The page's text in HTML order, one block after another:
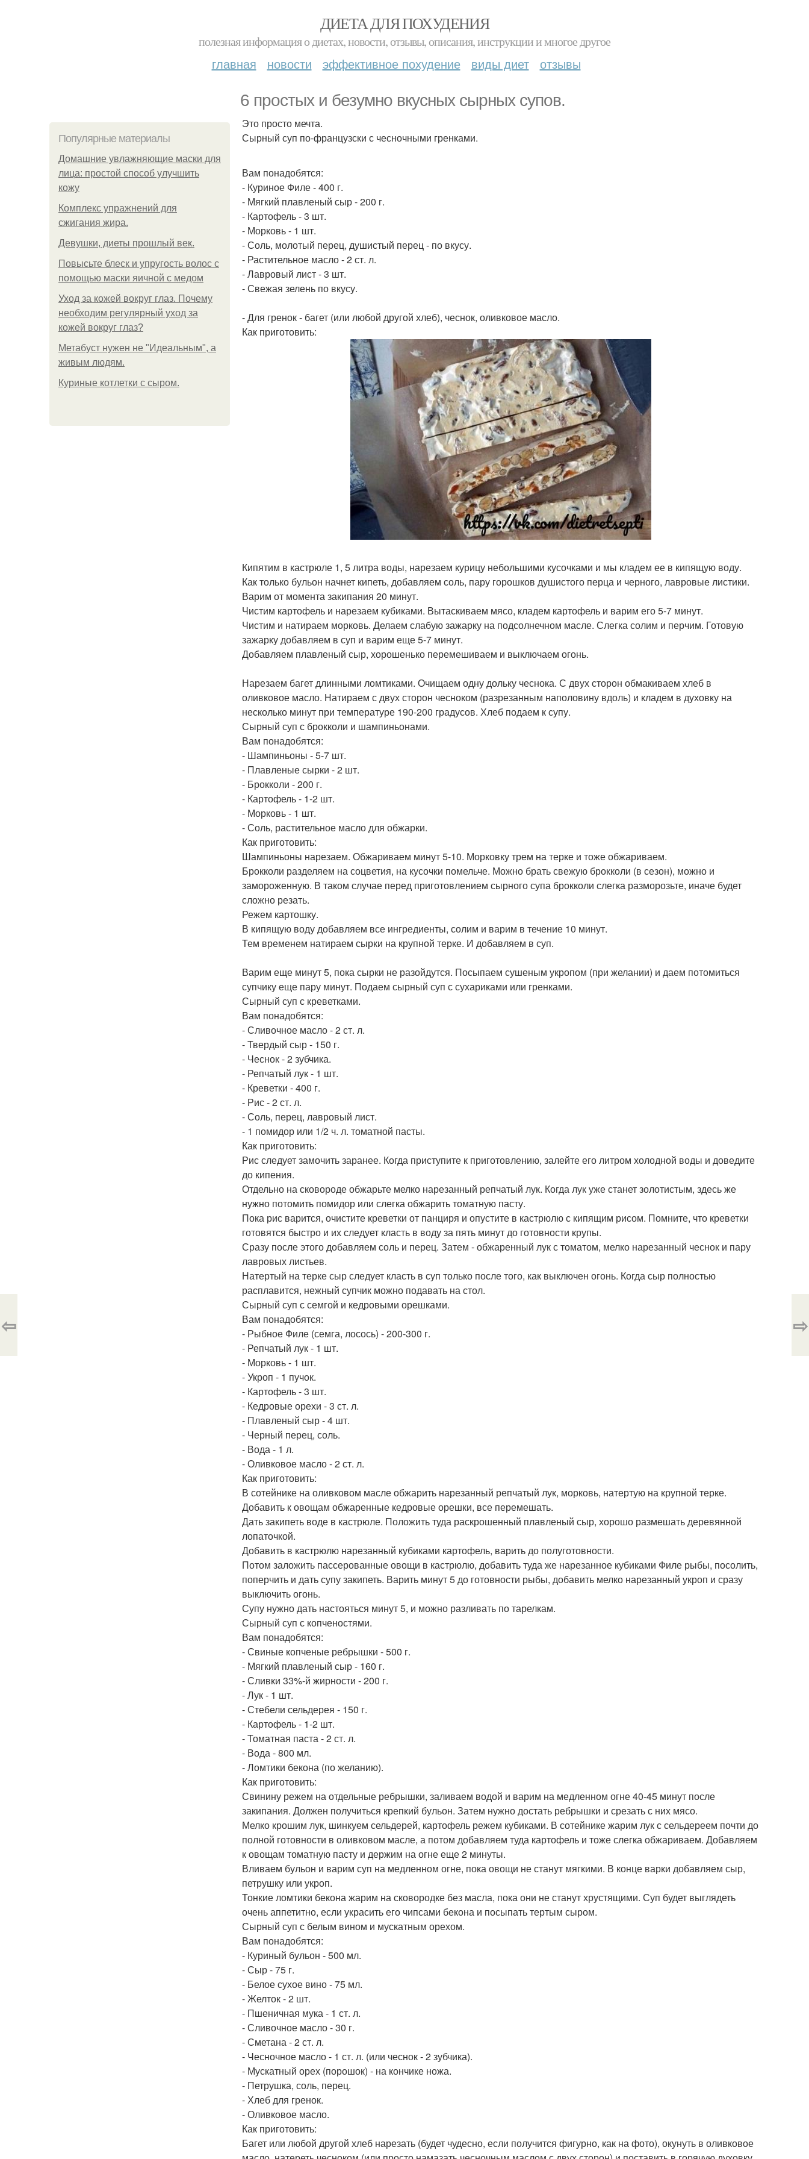
ДИЕТА ДЛЯ ПОХУДЕНИЯ
полезная информация о диетах, новости, отзывы, описания, инструкции и многое другое
главная новости эффективное похудение виды диет отзывы
6 простых и безумно вкусных сырных супов.
Популярные материалы
Домашние увлажняющие маски для
лица: простой способ улучшить
кожу
Комплекс упражнений для
сжигания жира.
Девушки, диеты прошлый век.
Повысьте блеск и упругость волос с
помощью маски яичной с медом
Уход за кожей вокруг глаз. Почему
необходим регулярный уход за
кожей вокруг глаз?
Метабуст нужен не "Идеальным", а
живым людям.
Куриные котлетки с сыром.
Это просто мечта.
Сырный суп по-французски с чесночными гренками.
Вам понадобятся:
- Куриное Филе - 400 г.
- Мягкий плавленый сыр - 200 г.
- Картофель - 3 шт.
- Морковь - 1 шт.
- Соль, молотый перец, душистый перец - по вкусу.
- Растительное масло - 2 ст. л.
- Лавровый лист - 3 шт.
- Свежая зелень по вкусу.
- Для гренок - багет (или любой другой хлеб), чеснок, оливковое масло.
Как приготовить:
Кипятим в кастрюле 1, 5 литра воды, нарезаем курицу небольшими кусочками и мы кладем ее в кипящую воду.
Как только бульон начнет кипеть, добавляем соль, пару горошков душистого перца и черного, лавровые листики.
Варим от момента закипания 20 минут.
Чистим картофель и нарезаем кубиками. Вытаскиваем мясо, кладем картофель и варим его 5-7 минут.
Чистим и натираем морковь. Делаем слабую зажарку на подсолнечном масле. Слегка солим и перчим. Готовую
зажарку добавляем в суп и варим еще 5-7 минут.
Добавляем плавленый сыр, хорошенько перемешиваем и выключаем огонь.
Нарезаем багет длинными ломтиками. Очищаем одну дольку чеснока. С двух сторон обмакиваем хлеб в
оливковое масло. Натираем с двух сторон чесноком (разрезанным наполовину вдоль) и кладем в духовку на
несколько минут при температуре 190-200 градусов. Хлеб подаем к супу.
Сырный суп с брокколи и шампиньонами.
Вам понадобятся:
- Шампиньоны - 5-7 шт.
- Плавленые сырки - 2 шт.
- Брокколи - 200 г.
- Картофель - 1-2 шт.
- Морковь - 1 шт.
- Соль, растительное масло для обжарки.
Как приготовить:
Шампиньоны нарезаем. Обжариваем минут 5-10. Морковку трем на терке и тоже обжариваем.
Брокколи разделяем на соцветия, на кусочки помельче. Можно брать свежую брокколи (в сезон), можно и
замороженную. В таком случае перед приготовлением сырного супа брокколи слегка разморозьте, иначе будет
сложно резать.
Режем картошку.
В кипящую воду добавляем все ингредиенты, солим и варим в течение 10 минут.
Тем временем натираем сырки на крупной терке. И добавляем в суп.
Варим еще минут 5, пока сырки не разойдутся. Посыпаем сушеным укропом (при желании) и даем потомиться
супчику еще пару минут. Подаем сырный суп с сухариками или гренками.
Сырный суп с креветками.
Вам понадобятся:
- Сливочное масло - 2 ст. л.
- Твердый сыр - 150 г.
- Чеснок - 2 зубчика.
- Репчатый лук - 1 шт.
- Креветки - 400 г.
- Рис - 2 ст. л.
- Соль, перец, лавровый лист.
- 1 помидор или 1/2 ч. л. томатной пасты.
Как приготовить:
Рис следует замочить заранее. Когда приступите к приготовлению, залейте его литром холодной воды и доведите
до кипения.
Отдельно на сковороде обжарьте мелко нарезанный репчатый лук. Когда лук уже станет золотистым, здесь же
нужно потомить помидор или слегка обжарить томатную пасту.
Пока рис варится, очистите креветки от панциря и опустите в кастрюлю с кипящим рисом. Помните, что креветки
готовятся быстро и их следует класть в воду за пять минут до готовности крупы.
Сразу после этого добавляем соль и перец. Затем - обжаренный лук с томатом, мелко нарезанный чеснок и пару
лавровых листьев.
Натертый на терке сыр следует класть в суп только после того, как выключен огонь. Когда сыр полностью
расплавится, нежный супчик можно подавать на стол.
Сырный суп с семгой и кедровыми орешками.
Вам понадобятся:
- Рыбное Филе (семга, лосось) - 200-300 г.
- Репчатый лук - 1 шт.
- Морковь - 1 шт.
- Укроп - 1 пучок.
- Картофель - 3 шт.
- Кедровые орехи - 3 ст. л.
- Плавленый сыр - 4 шт.
- Черный перец, соль.
- Вода - 1 л.
- Оливковое масло - 2 ст. л.
Как приготовить:
В сотейнике на оливковом масле обжарить нарезанный репчатый лук, морковь, натертую на крупной терке.
Добавить к овощам обжаренные кедровые орешки, все перемешать.
Дать закипеть воде в кастрюле. Положить туда раскрошенный плавленый сыр, хорошо размешать деревянной
лопаточкой.
Добавить в кастрюлю нарезанный кубиками картофель, варить до полуготовности.
Потом заложить пассерованные овощи в кастрюлю, добавить туда же нарезанное кубиками Филе рыбы, посолить,
поперчить и дать супу закипеть. Варить минут 5 до готовности рыбы, добавить мелко нарезанный укроп и сразу
выключить огонь.
Супу нужно дать настояться минут 5, и можно разливать по тарелкам.
Сырный суп с копченостями.
Вам понадобятся:
- Свиные копченые ребрышки - 500 г.
- Мягкий плавленый сыр - 160 г.
- Сливки 33%-й жирности - 200 г.
- Лук - 1 шт.
- Стебели сельдерея - 150 г.
- Картофель - 1-2 шт.
- Томатная паста - 2 ст. л.
- Вода - 800 мл.
- Ломтики бекона (по желанию).
Как приготовить:
Свинину режем на отдельные ребрышки, заливаем водой и варим на медленном огне 40-45 минут после
закипания. Должен получиться крепкий бульон. Затем нужно достать ребрышки и срезать с них мясо.
Мелко крошим лук, шинкуем сельдерей, картофель режем кубиками. В сотейнике жарим лук с сельдереем почти до
полной готовности в оливковом масле, а потом добавляем туда картофель и тоже слегка обжариваем. Добавляем
к овощам томатную пасту и держим на огне еще 2 минуты.
Вливаем бульон и варим суп на медленном огне, пока овощи не станут мягкими. В конце варки добавляем сыр,
петрушку или укроп.
Тонкие ломтики бекона жарим на сковородке без масла, пока они не станут хрустящими. Суп будет выглядеть
очень аппетитно, если украсить его чипсами бекона и посыпать тертым сыром.
Сырный суп с белым вином и мускатным орехом.
Вам понадобятся:
- Куриный бульон - 500 мл.
- Сыр - 75 г.
- Белое сухое вино - 75 мл.
- Желток - 2 шт.
- Пшеничная мука - 1 ст. л.
- Сливочное масло - 30 г.
- Сметана - 2 ст. л.
- Чесночное масло - 1 ст. л. (или чеснок - 2 зубчика).
- Мускатный орех (порошок) - на кончике ножа.
- Петрушка, соль, перец.
- Хлеб для гренок.
- Оливковое масло.
Как приготовить:
Багет или любой другой хлеб нарезать (будет чудесно, если получится фигурно, как на фото), окунуть в оливковое
⇦ ⇨